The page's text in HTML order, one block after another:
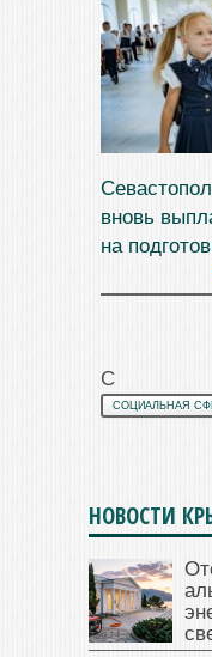
вновь
на
С
СОЦИАЛЬНАЯ
НОВОСТИ